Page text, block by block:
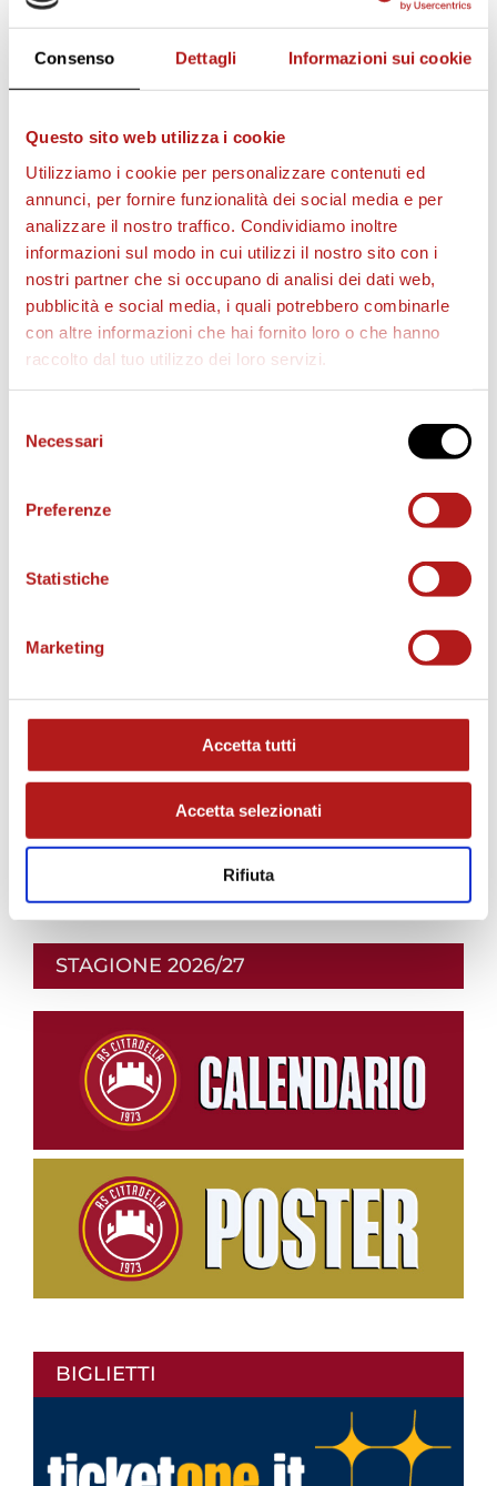
Consenso Dettagli Informazioni sui cookie
Questo sito web utilizza i cookie
Utilizziamo i cookie per personalizzare contenuti ed
annunci, per fornire funzionalità dei social media e per
analizzare il nostro traffico. Condividiamo inoltre
informazioni sul modo in cui utilizzi il nostro sito con i
nostri partner che si occupano di analisi dei dati web,
pubblicità e social media, i quali potrebbero combinarle
con altre informazioni che hai fornito loro o che hanno
raccolto dal tuo utilizzo dei loro servizi.
delNecessari
Preferenze
Statistiche
Marketing
Accetta tutti
Accetta selezionati
Rifiuta
CITTADELLA
: Paleari; Mora, Camigliano, Adorni,
Ghiringhelli; Proia (12′ st D’Urso), Iori (C), Branca;
A DISPOSIZIONE
Gargiulo, Pavan, Celar.
ALLENATORE: Roberto Venturato.
ARBITRO: Gianluca Aureliano (Bologna).
ASSISTENTI : Dei Giudici (Latina) e Cangiano
(Napoli).
IV UOMO: Robilotta (Sala Consilina).
NOTE:
Ammoniti
Recupero: 2’ – 3’
STAGIONE 2026/27
BIGLIETTI